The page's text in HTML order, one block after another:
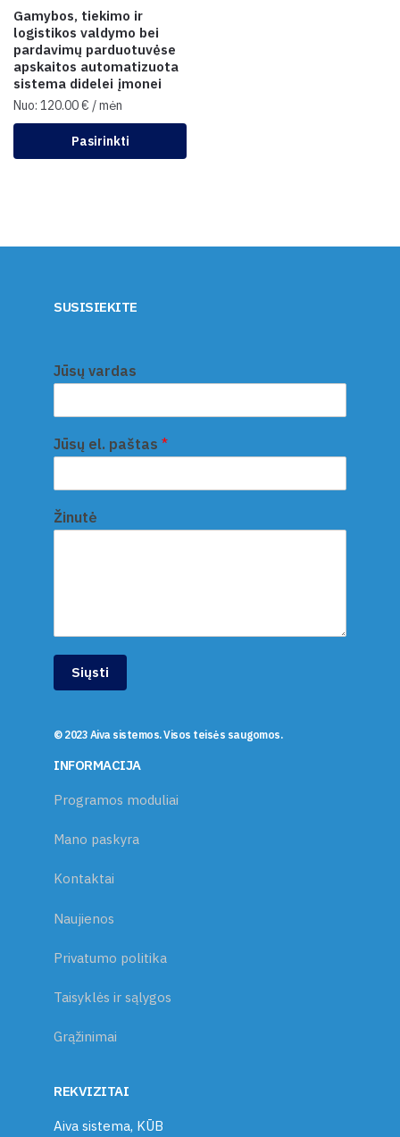
Gamybos, tiekimo ir
logistikos valdymo bei
pardavimų parduotuvėse
apskaitos automatizuota
sistema didelei įmonei
Nuo: 120.00€ / mėn
Pasirinkti
SUSISIEKITE
Jūsų vardas
Jūsų el. paštas *
Žinutė
Siųsti
© 2023 Aiva sistemos. Visos teisės saugomos.
INFORMACIJA
Programos moduliai
Mano paskyra
Kontaktai
Naujienos
Privatumo politika
Taisyklės ir sąlygos
Grąžinimai
REKVIZITAI
Aiva sistema, KŪB